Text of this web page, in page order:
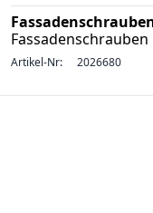
Fassadenschrauben
Artikel-Nr: 2026680